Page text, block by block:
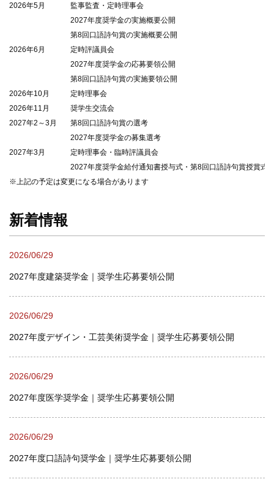
2026年5月
監事監査・定時理事会
2027年度奨学金の実施概要公開
第8回口語詩句賞の実施概要公開
2026年6月
定時評議員会
2027年度奨学金の応募要領公開
第8回口語詩句賞の実施要領公開
2026年10月
定時理事会
2026年11月
奨学生交流会
2027年2～3月
第8回口語詩句賞の選考
2027年度奨学金の募集選考
2027年3月
定時理事会・臨時評議員会
2027年度奨学金給付通知書授与式・第8回口語詩句賞授賞式
※上記の予定は変更になる場合があります
新着情報
2026/06/29
2027年度建築奨学金｜奨学生応募要領公開
2026/06/29
2027年度デザイン・工芸美術奨学金｜奨学生応募要領公開
2026/06/29
2027年度医学奨学金｜奨学生応募要領公開
2026/06/29
2027年度口語詩句奨学金｜奨学生応募要領公開